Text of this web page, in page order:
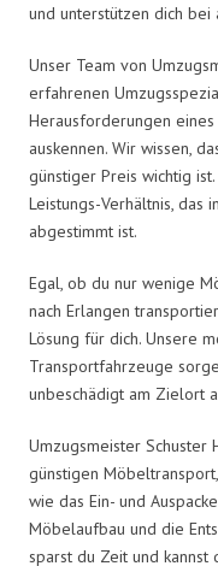
und unterstützen dich bei
Unser Team von
erfahrenen
Herausforderungen
auskennen. Wir wissen,
günstiger Preis wichtig
Leistungs-Verhältnis, das
abgestimmt ist.
Egal, ob du nur wenige
nach Erlangen
Lösung für dich. Unsere
Transportfahrzeuge
unbeschädigt am Zielort
Umzugsmeister
günstigen
wie das Ein- und
Möbelaufbau und die
sparst du Zeit und kannst